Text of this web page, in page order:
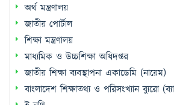
অর্থ মন্ত্রণালয়
জাতীয় পোর্টাল
শিক্ষা মন্ত্রণালয়
মাধ্যমিক ও উচ্চশিক্ষা অধিদপ্তর
জাতীয় শিক্ষা ব্যবস্থাপনা একাডেমি (নায়েম)
বাংলাদেশ শিক্ষাতথ্য ও পরিসংখ্যান ব্যুরো